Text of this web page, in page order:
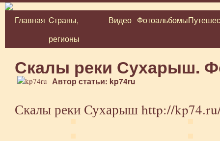
Перейти
Главная Cтраны,
регионы
Видео Фотоальбомы
Скалы реки Сухарыш.
Автор статьи: kp74ru
Скалы реки Сухарышhttp://